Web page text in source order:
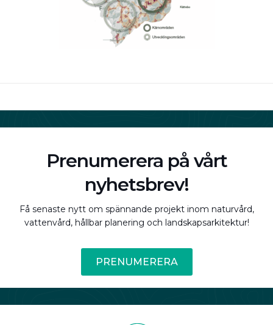
Prenumerera på vårt
nyhetsbrev!
Få senaste nytt om spännande projekt inom naturvård,
vattenvård, hållbar planering och landskapsarkitektur!
PRENUMERERA